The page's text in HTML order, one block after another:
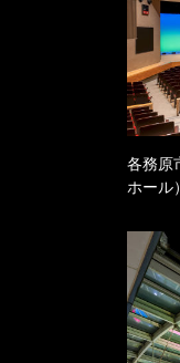
各務原
ホール